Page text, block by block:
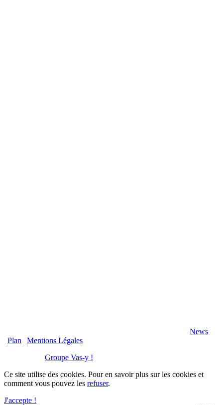
News
Plan
Mentions Légales
Groupe Vas-y !
Ce site utilise des cookies. Pour en savoir plus sur les cookies et
comment vous pouvez les refuser.
J'accepte !